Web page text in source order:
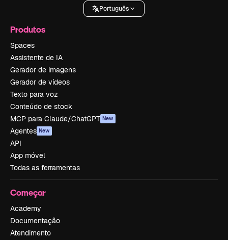
Português
Produtos
Spaces
Assistente de IA
Gerador de imagens
Gerador de vídeos
Texto para voz
Conteúdo de stock
MCP para Claude/ChatGPT New
Agentes New
API
App móvel
Todas as ferramentas
Começar
Academy
Documentação
Atendimento